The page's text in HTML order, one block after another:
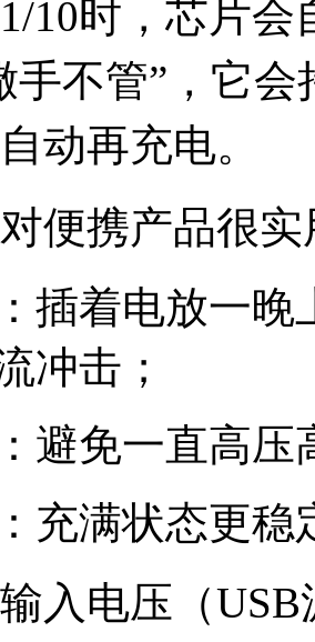
10时，芯片
手不管”，它
动再充电。
便携产品很实
插着电放一
冲击；
避免一直高压
充满状态更稳
入电压（